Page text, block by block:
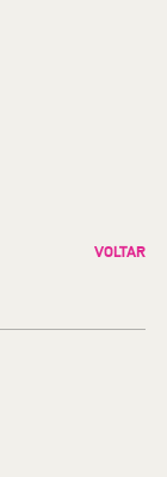
VOLTAR